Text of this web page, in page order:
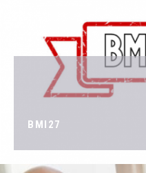
+39 389 2681259
BMI27